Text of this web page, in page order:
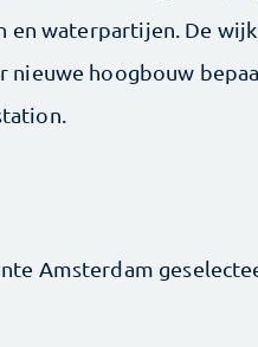
en waterpartijen. De
nieuwe hoogbouw
Amsterdam